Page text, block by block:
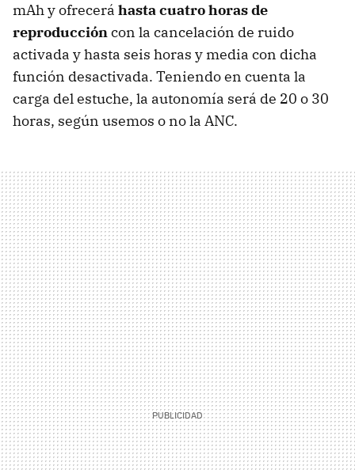
mAh y ofrecerá hasta cuatro horas de
reproduccióncon la cancelación de ruido
activada y hasta seis horas y media con dicha
función desactivada. Teniendo en cuenta la
carga del estuche, la autonomía será de 20 o 30
horas, según usemos o no la ANC.